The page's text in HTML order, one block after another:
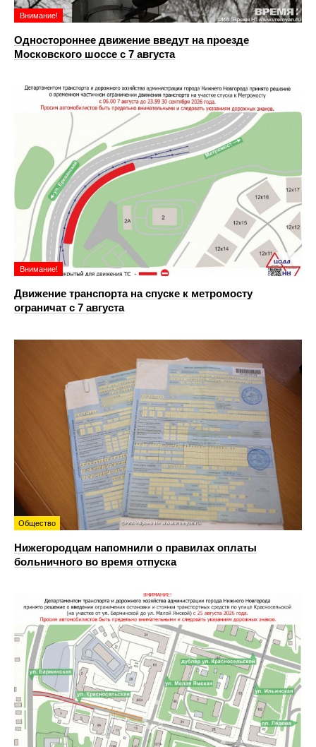
Внимание!
Одностороннее движение введут на проезде
Московского шоссе с 7 августа
Внимание!
Движение транспорта на спуске к метромосту
ограничат с 7 августа
Общество
Нижегородцам напомнили о правилах оплаты
больничного во время отпуска